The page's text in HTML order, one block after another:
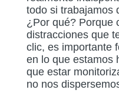
todo si trabajamos
¿Por qué? Porque
distracciones que
clic, es importante
en lo que estamos
que estar
no nos